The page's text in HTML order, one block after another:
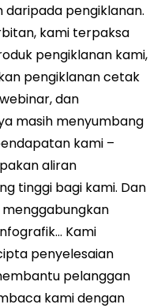
daripada pengiklanan.
kami terpaksa
pengiklanan kami,
pengiklanan cetak
dan
masih menyumbang
kami –
aliran
tinggi bagi kami. Dan
Kami
penyelesaian
pelanggan
kami dengan